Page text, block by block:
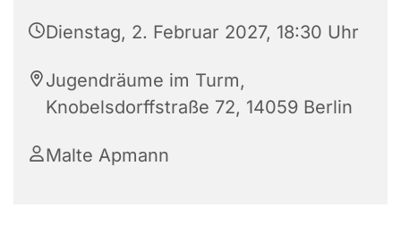
Dienstag, 2. Februar 2027, 18:30 Uhr
Jugendräume im Turm,
Knobelsdorffstraße 72, 14059 Berlin
Malte Apmann